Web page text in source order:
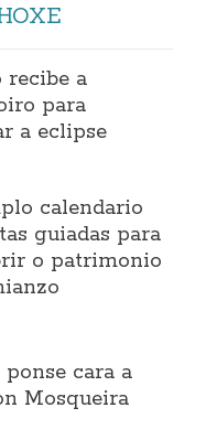
recibe a
para
a eclipse
calendario
guiadas para
o patrimonio
cara a
Mosqueira